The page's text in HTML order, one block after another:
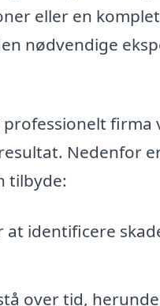
eller en komplet
nødvendige
firma
Nedenfor
tilbyde:
identificere
over tid,